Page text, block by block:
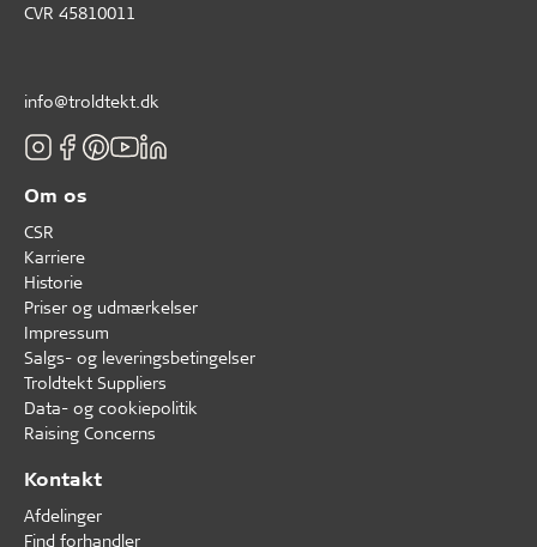
CVR 45810011
info@troldtekt.dk
Om os
CSR
Karriere
Historie
Priser og udmærkelser
Impressum
Salgs- og leveringsbetingelser
Troldtekt Suppliers
Data- og cookiepolitik
Raising Concerns
Kontakt
Afdelinger
Find forhandler